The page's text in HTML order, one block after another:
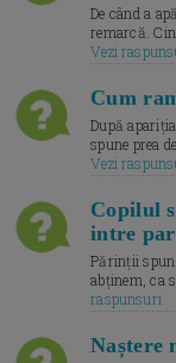
De când a
remarcă.
Vezi
Cum
După
spune prea
Vezi
Copilul
intre
Părinții spun
abținem, ca
raspunsuri
Naștere